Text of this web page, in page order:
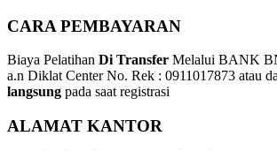
CARA PEMBAYARAN
Biaya Pelatihan Di Transfer Melalui BANK
a.n Diklat Center No. Rek : 0911017873 atau
langsung pada saat registrasi
ALAMAT KANTOR